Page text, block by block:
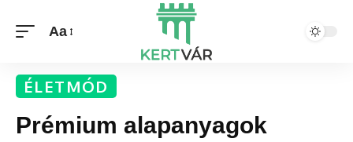
Aa
ÉLETMÓD
Prémium alapanyagok